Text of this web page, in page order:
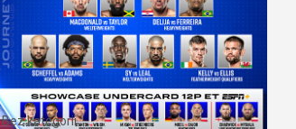
Bez kategorii